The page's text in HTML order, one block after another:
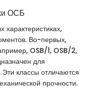
ОСБ
характеристиках,
Во-первых,
OSB/1, OSB/2,
для
классы отличаются
прочности.